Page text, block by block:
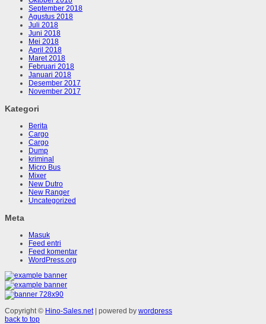
September 2018
Agustus 2018
Juli 2018
Juni 2018
Mei 2018
April 2018
Maret 2018
Februari 2018
Januari 2018
Desember 2017
November 2017
Kategori
Berita
Cargo
Cargo
Dump
kriminal
Micro Bus
Mixer
New Dutro
New Ranger
Uncategorized
Meta
Masuk
Feed entri
Feed komentar
WordPress.org
Copyright © Hino-Sales.net| powered by wordpress
back to top